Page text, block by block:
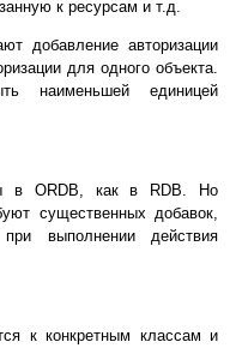
к ресурсам и т.д.
добавление авторизации
для одного объекта.
наименьшей единицей
в ORDB, как в RDB. Но
существенных добавок,
выполнении действия
к конкретным классам и